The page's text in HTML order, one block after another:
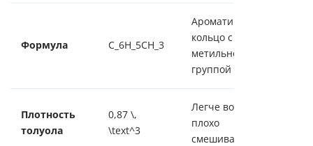
Формула C_6H_5CH_3
Ароматическое
кольцо с
метильной
группой
Плотность
толуола
0,87 \,
\text^3
Легче воды,
плохо
смешивается